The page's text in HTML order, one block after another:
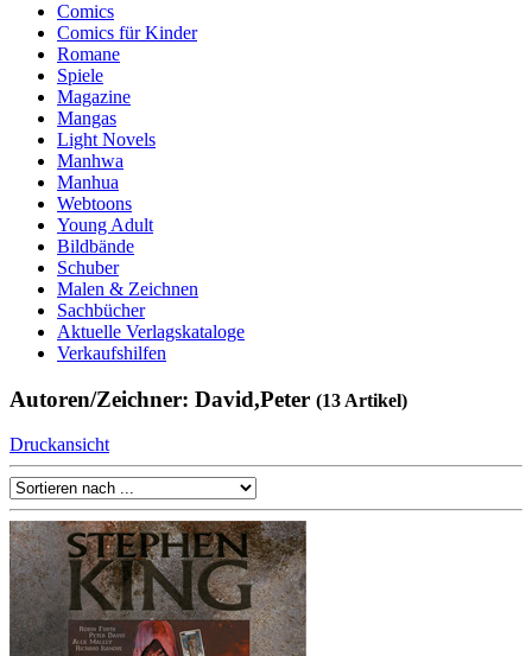
Comics
Comics für Kinder
Romane
Spiele
Magazine
Mangas
Light Novels
Manhwa
Manhua
Webtoons
Young Adult
Bildbände
Schuber
Malen & Zeichnen
Sachbücher
Aktuelle Verlagskataloge
Verkaufshilfen
Autoren/Zeichner: David,Peter (13 Artikel)
Druckansicht